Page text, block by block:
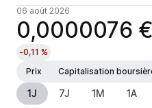
06 août 2026
0,0000076 €
-0,11 %
Prix
Capitalisation
1J 7J 1M 1A